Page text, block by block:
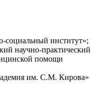
институт»;
научно-практический
помощи
им. С.М. Кирова»